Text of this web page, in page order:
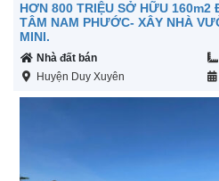
HƠN 800 TRIỆU SỞ HỮU 160m2
TÂM NAM PHƯỚC- XÂY NHÀ
MINI.
Nhà đất bán
Huyện Duy Xuyên